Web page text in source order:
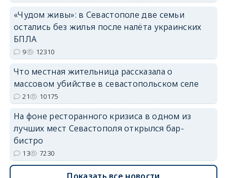
«Чудом живы»: в Севастополе две семьи
остались без жилья после налёта украинских
БПЛА
9 12310
Что местная жительница рассказала о
массовом убийстве в севастопольском селе
21 10175
На фоне ресторанного кризиса в одном из
лучших мест Севастополя открылся бар-
бистро
13 7230